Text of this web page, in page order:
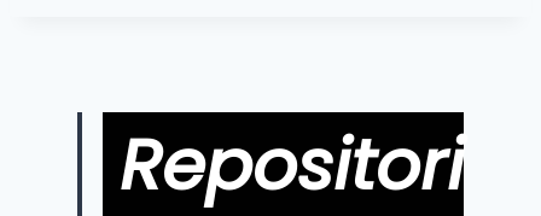
Repositori